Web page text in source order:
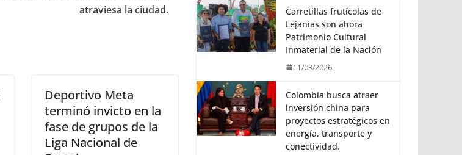
atraviesa la ciudad.
Deportivo Meta
terminó invicto en la
fase de grupos de la
Liga Nacional de
Carretillas frutícolas de
Lejanías son ahora
Patrimonio Cultural
Inmaterial de la Nación
11/03/2026
Colombia busca atraer
inversión china para
proyectos estratégicos en
energía, transporte y
conectividad.